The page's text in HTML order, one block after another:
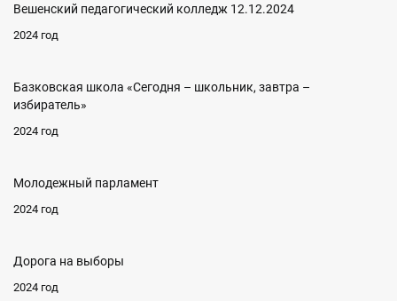
Вешенский педагогический колледж 12.12.2024
2024 год
Базковская школа «Сегодня – школьник, завтра –
избиратель»
2024 год
Молодежный парламент
2024 год
Дорога на выборы
2024 год